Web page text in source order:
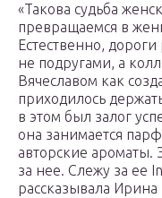
«Такова судьба
превращаемся в
Естественно,
не подругами, а
Вячеславом как
приходилось
в этом был залог
она занимается
авторские ароматы.
за нее. Слежу за ее
рассказывала Ирина